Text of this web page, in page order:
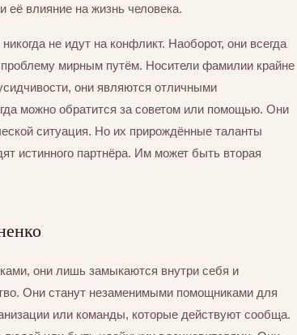
влияние на жизнь человека.
не идут на конфликт. Наоборот, они всегда
мирным путём. Носители фамилии крайне
они являются отличными
можно обратится за советом или помощью. Они
ситуация. Но их прирождённые таланты
истинного партнёра. Им может быть вторая
они лишь замыкаются внутри себя и
Они станут незаменимыми помощниками для
или команды, которые действуют сообща.